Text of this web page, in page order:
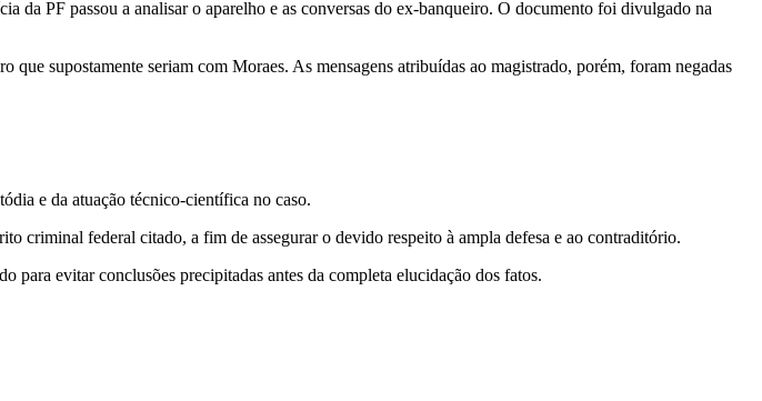
da PF passou a analisar o aparelho e as conversas do ex-banqueiro. O documento foi divulgado na
que supostamente seriam com Moraes. As mensagens atribuídas ao magistrado, porém, foram negadas
e da atuação técnico-científica no caso.
criminal federal citado, a fim de assegurar o devido respeito à ampla defesa e ao contraditório.
para evitar conclusões precipitadas antes da completa elucidação dos fatos.